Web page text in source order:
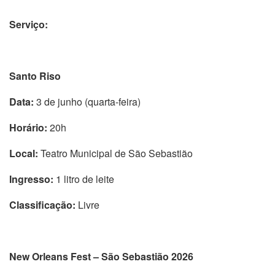
Serviço:
Santo Riso
Data: 3 de junho (quarta-feira)
Horário: 20h
Local: Teatro Municipal de São Sebastião
Ingresso: 1 litro de leite
Classificação: Livre
New Orleans Fest – São Sebastião 2026